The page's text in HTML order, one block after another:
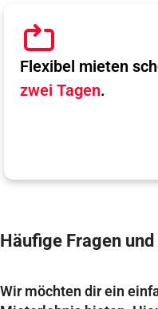
Flexibel mieten
zwei Tagen.
Häufige Fragen
Wir möchten dir ein